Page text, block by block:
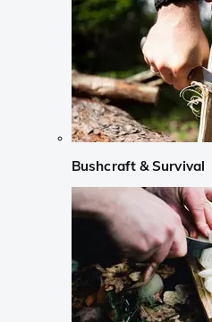
Bushcraft & Survival